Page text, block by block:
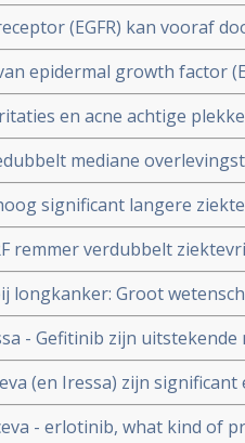
- erlotinib krijgt officieel
(EGFR) kan vooraf
worden vastgesteld bj
of Tarceva dan nut heeft
epidermal growth factor
betere kwaliteit van leven
(stadium IIIB en IV) copy 1
en acne achtige
te tonen
mediane
niet klein-cellige
EGFR remmers als
significant langere
niet-klein-cellige
remmer verdubbelt
10,8 maanden) in
longkanker: Groot
van EGRF remmers
Door prof. dr.
- Gefitinib zijn uitstekende
EGRF expressie en
(en Iressa) zijn
longkanker. Maar
mutatie. Artikel
- erlotinib, what kind of